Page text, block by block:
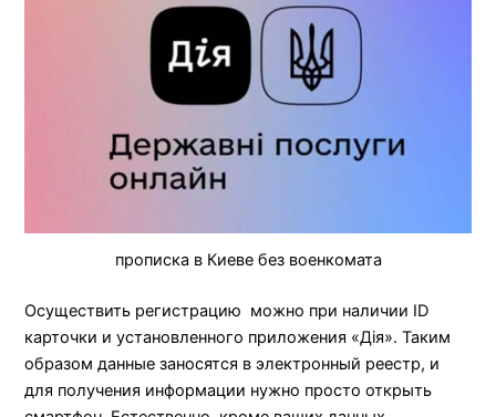
прописка в Киеве без военкомата
Осуществить регистрацию можно при наличии ID
карточки и установленного приложения «Дiя». Таким
образом данные заносятся в электронный реестр, и
для получения информации нужно просто открыть